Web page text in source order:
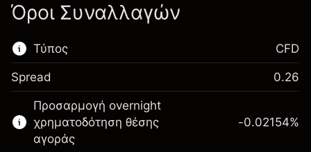
Όροι Συναλλαγών
Τύπος
Αυτή η χρηματοπιστωτική αγορά είναι
διαθέσιμη για διαπραγμάτευση CFD.
Μάθετε περισσότερα σχετικά με:
CFD
Spread 0.26
Προσαρμογή overnight
χρηματοδότηση θέσης
αγοράς
-0.02154%